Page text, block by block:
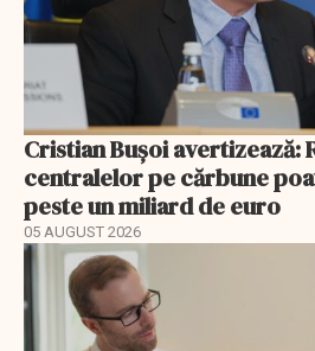
Cristian Bușoi avertizează:
centralelor pe cărbune
peste un miliard de euro
05 AUGUST 2026